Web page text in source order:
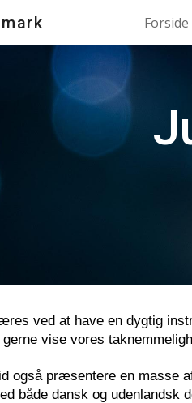
Skip
Forside
ved at have en dygtig
vise vores
også præsentere en masse
både dansk og udenlandsk